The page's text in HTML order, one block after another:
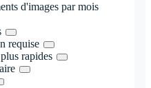
d'images par mois
requise
rapides